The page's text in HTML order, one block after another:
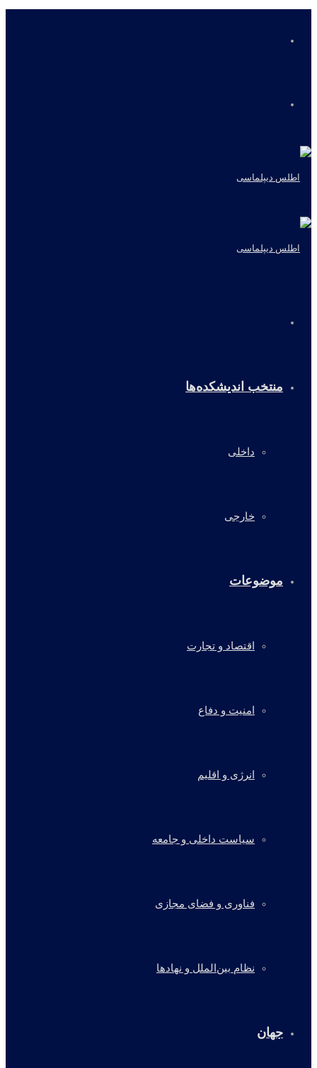
منتخب اندیشکده‌ها
داخلی
خارجی
موضوعات
اقتصاد و تجارت
امنیت و دفاع
انرژی و اقلیم
سیاست داخلی و جامعه
فناوری و فضای مجازی
نظام بین‌الملل و نهادها
جهان